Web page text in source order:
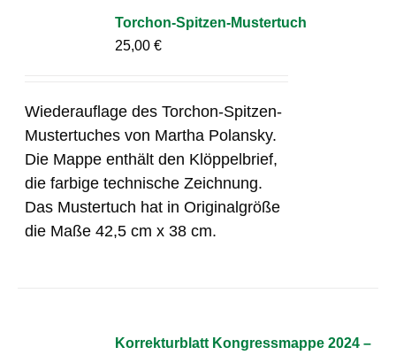
Torchon-Spitzen-Mustertuch
25,00€
Wiederauflage des Torchon-Spitzen-
Mustertuches von Martha Polansky.
Die Mappe enthält den Klöppelbrief,
die farbige technische Zeichnung.
Das Mustertuch hat in Originalgröße
die Maße 42,5 cm x 38 cm.
Korrekturblatt Kongressmappe 2024 –